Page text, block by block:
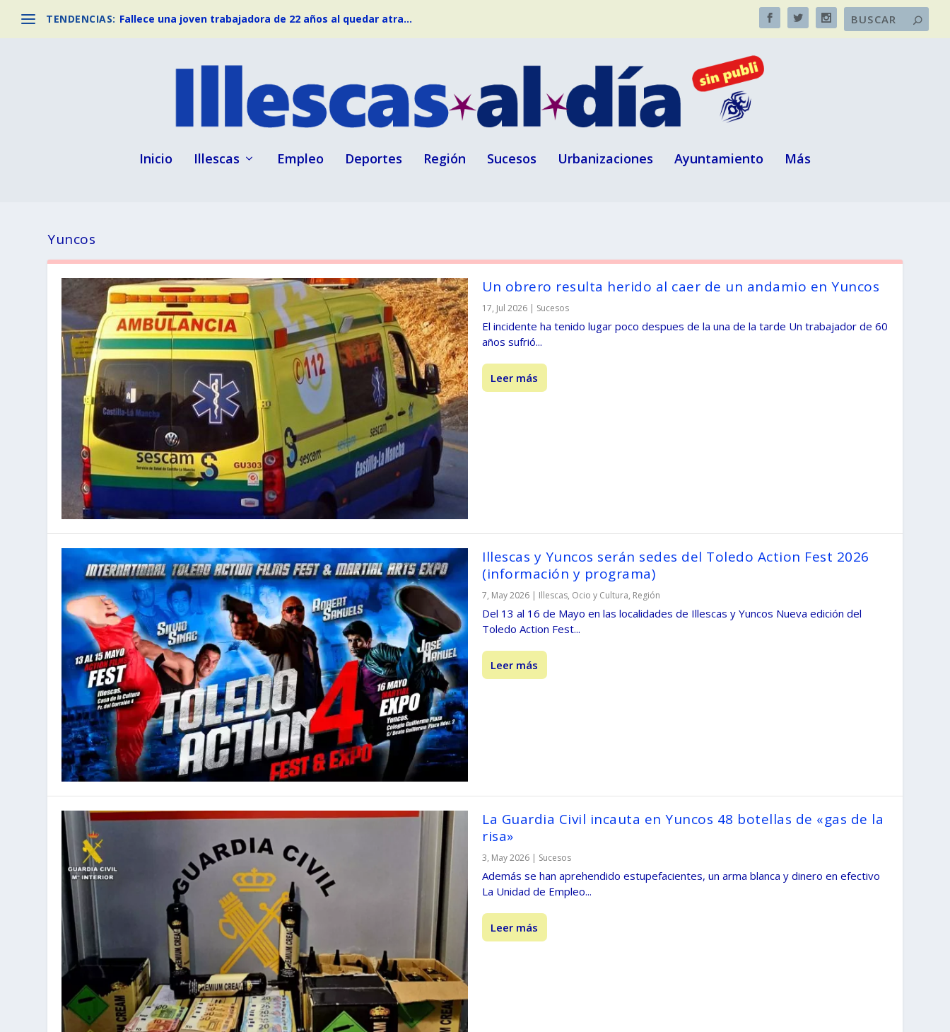
TENDENCIAS: Fallece una joven trabajadora de 22 años al quedar atra...
Inicio Illescas Empleo Deportes Región Sucesos Urbanizaciones Ayuntamiento Más
Yuncos
Un obrero resulta herido al caer de un andamio en Yuncos
17, Jul 2026 | Sucesos
El incidente ha tenido lugar poco despues de la una de la tarde Un trabajador de 60
años sufrió...
Leer más
Illescas y Yuncos serán sedes del Toledo Action Fest 2026
(información y programa)
7, May 2026 | Illescas, Ocio y Cultura, Región
Del 13 al 16 de Mayo en las localidades de Illescas y Yuncos Nueva edición del
Toledo Action Fest...
Leer más
La Guardia Civil incauta en Yuncos 48 botellas de «gas de la
risa»
3, May 2026 | Sucesos
Además se han aprehendido estupefacientes, un arma blanca y dinero en efectivo
La Unidad de Empleo...
Leer más